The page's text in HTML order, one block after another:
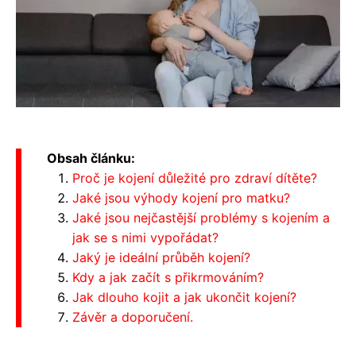
Obsah článku:
Proč je kojení důležité pro zdraví dítěte?
Jaké jsou výhody kojení pro matku?
Jaké jsou nejčastější problémy s kojením a
jak se s nimi vypořádat?
Jaký je ideální průběh kojení?
Kdy a jak začít s přikrmováním?
Jak dlouho kojit a jak ukončit kojení?
Závěr a doporučení.